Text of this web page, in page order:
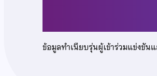
ข้อมูลทำเนียบรุ่นผู้เข้าร่วมแข่งขั